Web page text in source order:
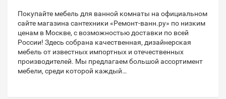
Покупайте мебель для ванной комнаты на официальном
сайте магазина сантехники «Ремонт-ванн.ру» по низким
ценам в Москве, с возможностью доставки по всей
России! Здесь собрана качественная, дизайнерская
мебель от известных импортных и отечественных
производителей. Мы предлагаем большой ассортимент
мебели, среди которой каждый…